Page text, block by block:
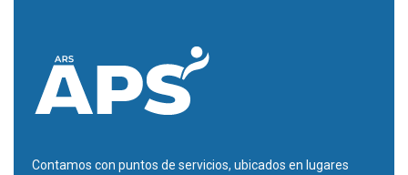
Contamos con puntos de servicios, ubicados en lugares